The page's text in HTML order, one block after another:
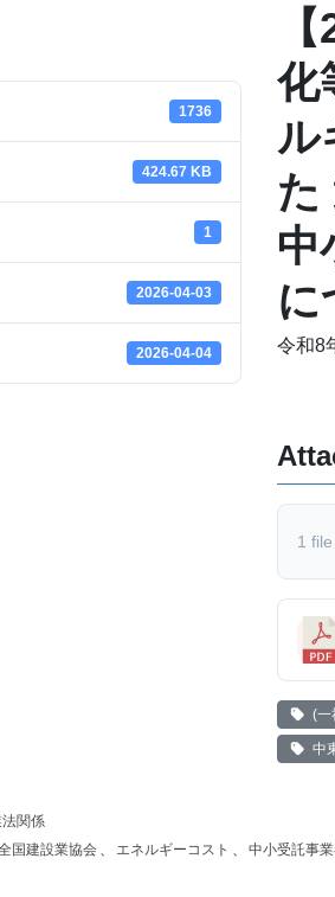
1736
424.67 KB
1
2026-04-03
2026-04-04
化
ル
た
中
に
令和8
1 file
(一
中
関係
国建設業協会 、 エネルギーコスト 、 中小受託事